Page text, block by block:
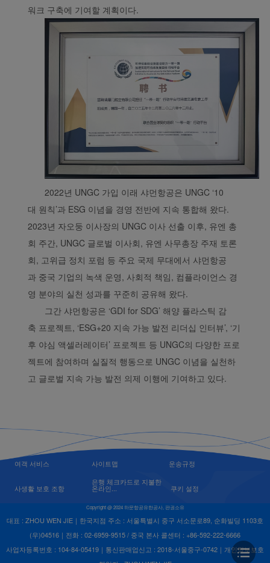
워크 구축에 기여할 계획이다.
2022년 UNGC 가입 이래 샤먼항공은 UNGC ‘10
대 원칙’과 ESG 이념을 경영 전반에 지속 통합해 왔다.
2023년 자오둥 이사장의 UNGC 이사 선출 이후, 유엔 총
회 주간, UNGC 글로벌 이사회, 유엔 사무총장 주재 토론
회, 고위급 정치 포럼 등 주요 국제 무대에서 샤먼항공
과 중국 기업의 녹색 운영, 사회적 책임, 컴플라이언스 경
영 분야의 실천 성과를 꾸준히 공유해 왔다.
그간 샤먼항공은 ‘GDI for SDG’ 해양 플라스틱 감
축 프로젝트, ‘ESG+20 지속 가능 발전 리더십 인터뷰’, ‘기
후 야심 액셀러레이터’ 프로젝트 등 UNGC의 다양한 프로
젝트에 참여하며 실질적 행동으로 UNGC 이념을 실천하
고 글로벌 지속 가능 발전 의제 이행에 기여하고 있다.
여객 서비스 사이트맵 운송규정
사생활 보호 조항
은행 체크카드로 지불한
온라인... 쿠키 설정
Copyright @ 2024 하문항공유한공사, 판권소유
대표 : ZHOU WEN JIE｜한국지점 주소 : 서울특별시 중구 서소문로89, 순화빌딩 1103호
(우)04516｜전화 : 02-6959-9515 / 중국 본사 콜센터 : +86-592-222-6666
사업자등록번호 : 104-84-05419｜통신판매업신고 : 2018-서울중구-0742｜개인정보보호